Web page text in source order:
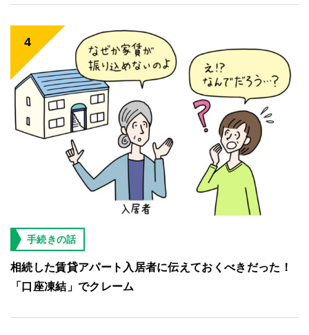
手続きの話
相続した賃貸アパート入居者に伝えておくべきだった！
「口座凍結」でクレーム